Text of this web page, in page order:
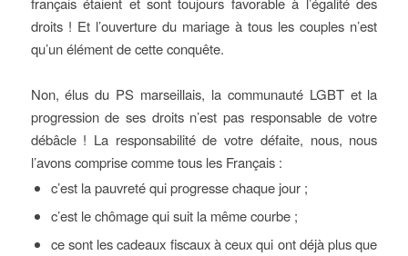
droits ! Et l’ouverture du mariage à tous les couples n’est
qu’un élément de cette conquête.
Non, élus du PS marseillais, la communauté LGBT et la
progression de ses droits n’est pas responsable de votre
débâcle ! La responsabilité de votre défaite, nous, nous
l’avons comprise comme tous les Français :
c’est la pauvreté qui progresse chaque jour ;
c’est le chômage qui suit la même courbe ;
ce sont les cadeaux fiscaux à ceux qui ont déjà plus que